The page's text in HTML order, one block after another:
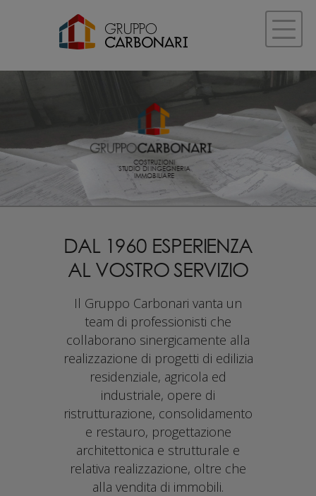
COSTRUZIONI
STUDIO DI INGEGNERIA
IMMOBILIARE
DAL 1960 ESPERIENZA
AL VOSTRO SERVIZIO
Il Gruppo Carbonari vanta un
team di professionisti che
collaborano sinergicamente alla
realizzazione di progetti di edilizia
residenziale, agricola ed
industriale, opere di
ristrutturazione, consolidamento
e restauro, progettazione
architettonica e strutturale e
relativa realizzazione, oltre che
alla vendita di immobili.